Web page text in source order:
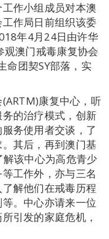
作小组成员对本澳
作局日前组织该委
年4月24日由许华
澳门戒毒康复协会
命团契SY部落，实
康复中心，听
的治疗模式，创新
务使用者交谈，了
其后，再到澳门基
该中心为高危青少
工作外，亦与三名
解他们在戒毒历程
。中心亦请来一位
引发的家庭危机，